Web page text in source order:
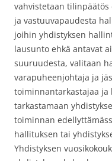
vahvistetaan
ja vastuuvapaudesta
joihin yhdistyksen
lausunto ehkä antavat
suuruudesta, valitaan
varapuheenjohtaja ja
toiminnantarkastajaa ja
tarkastamaan
toiminnan
hallituksen tai
Yhdistyksen